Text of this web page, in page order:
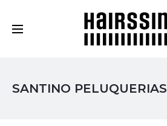
SANTINO PELUQUERIAS